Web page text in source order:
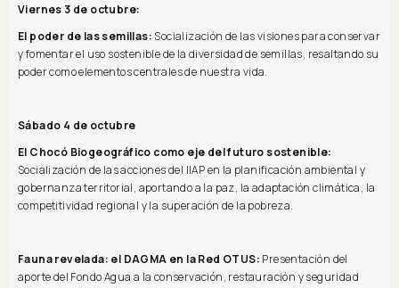
Viernes 3 de octubre:
El poder de las semillas: Socialización de las visiones para conservar
y fomentar el uso sostenible de la diversidad de semillas, resaltando su
poder como elementos centrales de nuestra vida.
Sábado 4 de octubre
El Chocó Biogeográfico como eje del futuro sostenible:
Socialización de las acciones del IIAP en la planificación ambiental y
gobernanza territorial, aportando a la paz, la adaptación climática, la
competitividad regional y la superación de la pobreza.
Fauna revelada: el DAGMA en la Red OTUS: Presentación del
aporte del Fondo Agua a la conservación, restauración y seguridad